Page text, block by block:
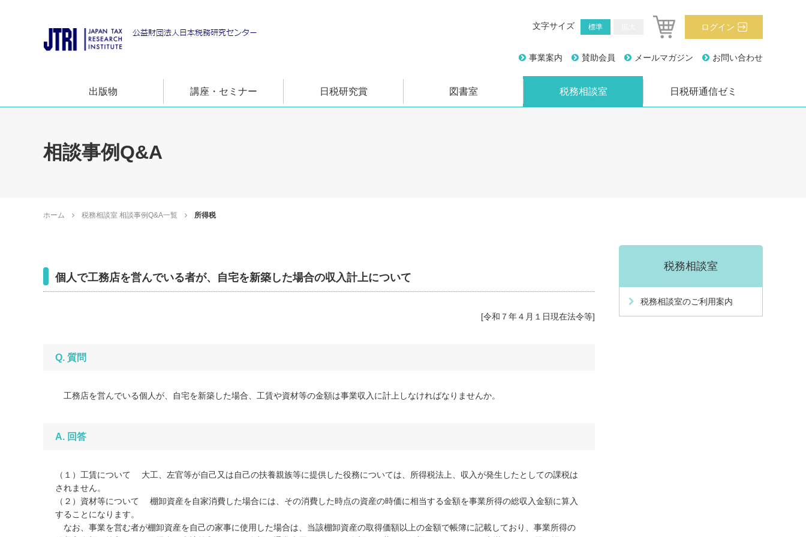
文字サイズ 標準 ログイン
事業案内 賛助会員 メールマガジン お問い合わせ
出版物 講座・セミナー 日税研究賞 図書室 税務相談室 日税研通信ゼミ
相談事例Q&A
ホーム 税務相談室 相談事例Q&A一覧 所得税
個人で工務店を営んでいる者が、自宅を新築した場合の収入計上について
[令和７年４月１日現在法令等]
Q. 質問
工務店を営んでいる個人が、自宅を新築した場合、工賃や資材等の金額は事業収入に計上しなければなりませんか。
A. 回答
（１）工賃について 大工、左官等が自己又は自己の扶養親族等に提供した役務については、所得税法上、収入が発生したとしての課税は
されません。
（２）資材等について 棚卸資産を自家消費した場合には、その消費した時点の資産の時価に相当する金額を事業所得の総収入金額に算入
することになります。
なお、事業を営む者が棚卸資産を自己の家事に使用した場合は、当該棚卸資産の取得価額以上の金額で帳簿に記載しており、事業所得の
税務相談室
税務相談室のご利用案内